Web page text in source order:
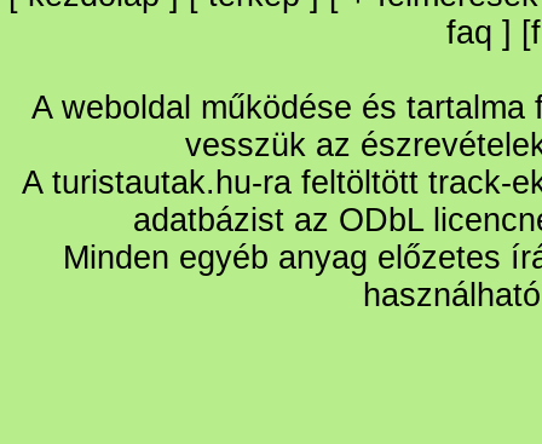
faq ] [
A weboldal működése és
vesszük az
A turistautak.hu-ra feltöltött track-
adatbázist az ODbL
Minden egyéb anyag előzetes